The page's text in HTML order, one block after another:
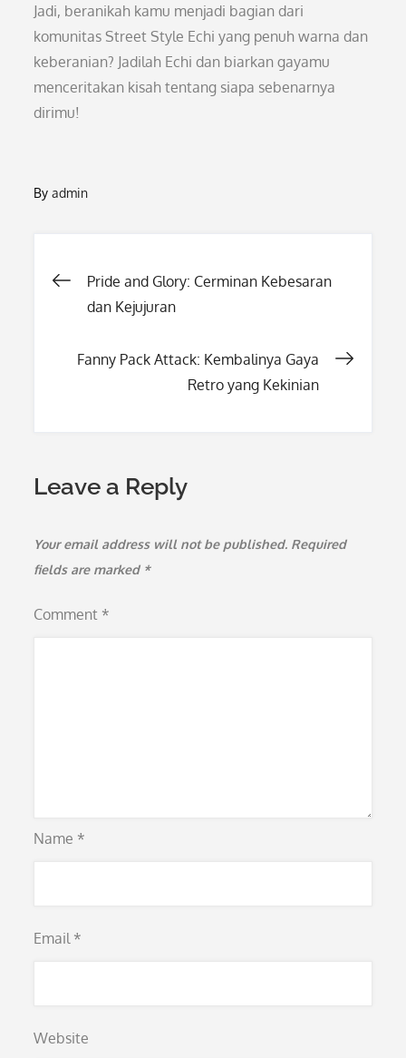
Jadi, beranikah kamu menjadi bagian dari
komunitas Street Style Echi yang penuh warna dan
keberanian? Jadilah Echi dan biarkan gayamu
menceritakan kisah tentang siapa sebenarnya
dirimu!
Byadmin
Post
Pride and Glory: Cerminan Kebesaran
dan Kejujuran
Fanny Pack Attack: Kembalinya Gaya
Retro yang Kekinian
Leave a Reply
Your email address will not be published. Required
fields are marked *
Comment *
Name *
Email *
Website